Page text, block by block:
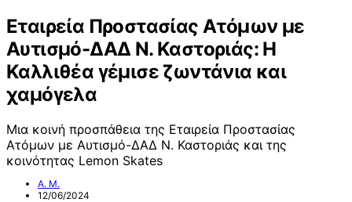
Εταιρεία Προστασίας Ατόμων με
Αυτισμό-ΔΑΔ Ν. Καστοριάς: Η
Καλλιθέα γέμισε ζωντάνια και
χαμόγελα
Μια κοινή προσπάθεια της Εταιρεία Προστασίας
Ατόμων με Αυτισμό-ΔΑΔ Ν. Καστοριάς και της
κοινότητας Lemon Skates
Α. Μ.
12/06/2024